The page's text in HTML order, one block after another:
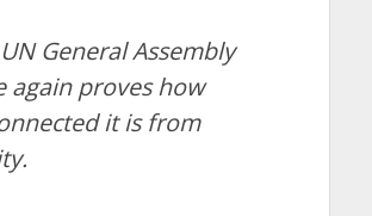
General Assembly
again proves how
it is from